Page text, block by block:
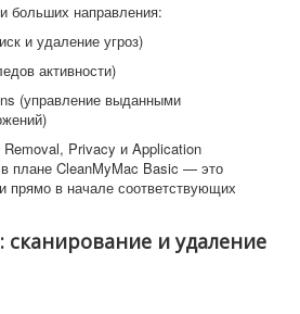
больших направления:
и удаление угроз)
активности)
(управление выданными
Privacy и Application
плане CleanMyMac Basic — это
прямо в начале соответствующих
сканирование и удаление